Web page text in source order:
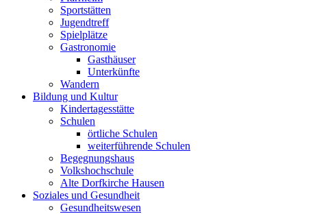
Sportstätten
Jugendtreff
Spielplätze
Gastronomie
Gasthäuser
Unterkünfte
Wandern
Bildung und Kultur
Kindertagesstätte
Schulen
örtliche Schulen
weiterführende Schulen
Begegnungshaus
Volkshochschule
Alte Dorfkirche Hausen
Soziales und Gesundheit
Gesundheitswesen